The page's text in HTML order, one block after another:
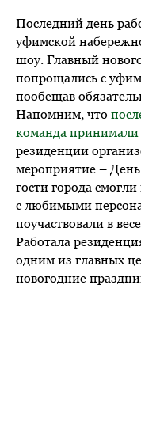
Последний день
уфимской
шоу. Главный
попрощались с
пообещав
Напомним, что
команда принимали
резиденции
мероприятие –
гости города
с любимыми
поучаствовали в
Работала
одним из главных
новогодние